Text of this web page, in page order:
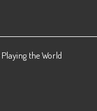
Playing the World